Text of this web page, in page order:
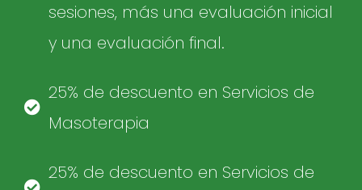
sesiones, más una evaluación inicial
y una evaluación final.
25% de descuento en Servicios de
Masoterapia
25% de descuento en Servicios de